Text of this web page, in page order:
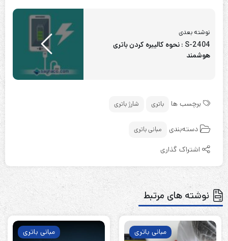
نوشته بعدی
S-2404 : نحوه کالیبره کردن باتری
هوشمند
برچسب ها باتری شارژ باتری
دسته‌بندی مبانی باتری
اشتراک گذاری
نوشته های مرتبط
مبانی باتری مبانی باتری